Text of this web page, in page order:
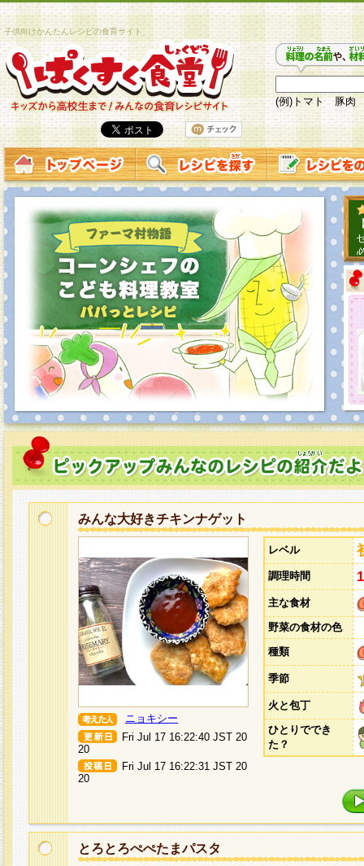
子供向けかんたんレシピの食育サイト
(例)トマト 豚肉
みんな大好きチキンナゲット
ニョキシー
Fri Jul 17 16:22:40 JST 20
20
Fri Jul 17 16:22:31 JST 20
20
レベル
調理時間
主な食材
野菜の食材の色
種類
季節
火と包丁
ひとりででき
た？
とろとろぺぺたまパスタ